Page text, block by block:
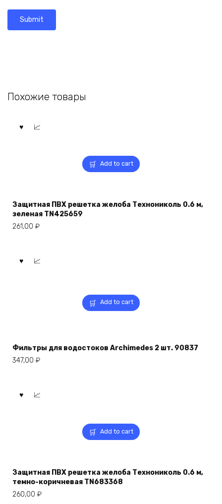
Похожие товары
Add to cart
Защитная ПВХ решетка желоба Технониколь 0.6 м,
зеленая TN425659
261,00 ₽
Add to cart
Фильтры для водостоков Archimedes 2 шт. 90837
347,00 ₽
Add to cart
Защитная ПВХ решетка желоба Технониколь 0.6 м,
темно-коричневая TN683368
260,00 ₽